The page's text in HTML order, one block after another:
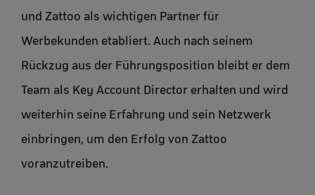
und Zattoo als wichtigen Partner für
Werbekunden etabliert. Auch nach seinem
Rückzug aus der Führungsposition bleibt er dem
Team als Key Account Director erhalten und wird
weiterhin seine Erfahrung und sein Netzwerk
einbringen, um den Erfolg von Zattoo
voranzutreiben.